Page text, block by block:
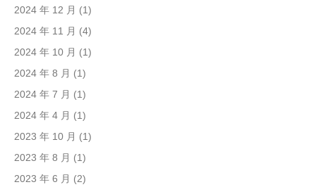
2024 年 12 月 (1)
2024 年 11 月 (4)
2024 年 10 月 (1)
2024 年 8 月 (1)
2024 年 7 月 (1)
2024 年 4 月 (1)
2023 年 10 月 (1)
2023 年 8 月 (1)
2023 年 6 月 (2)